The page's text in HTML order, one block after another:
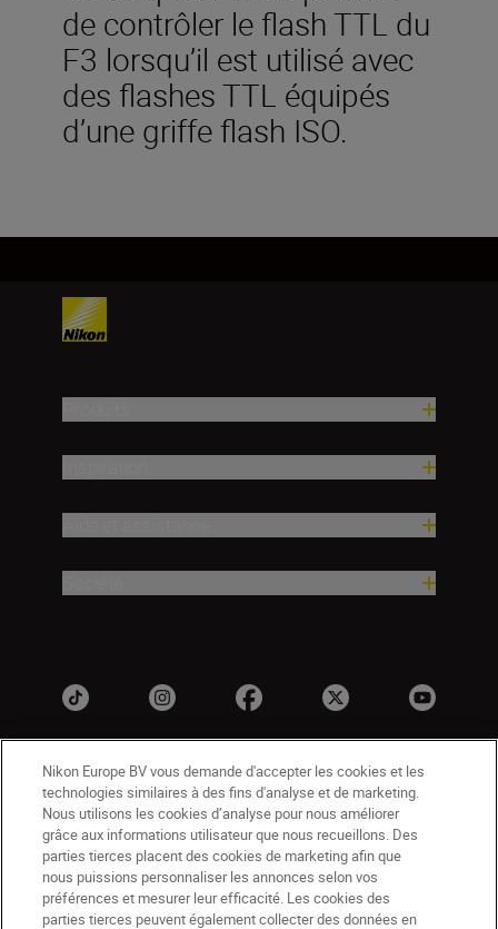
de contrôler le flash TTL du
F3 lorsqu’il est utilisé avec
des flashes TTL équipés
d’une griffe flash ISO.
BE(fr) Nikon Sites
Contactez-nous Avis de confidentialité
Nikon Europe BV vous demande d'accepter les cookies et les
technologies similaires à des fins d'analyse et de marketing.
Nous utilisons les cookies d’analyse pour nous améliorer
grâce aux informations utilisateur que nous recueillons. Des
parties tierces placent des cookies de marketing afin que
nous puissions personnaliser les annonces selon vos
préférences et mesurer leur efficacité. Les cookies des
parties tierces peuvent également collecter des données en